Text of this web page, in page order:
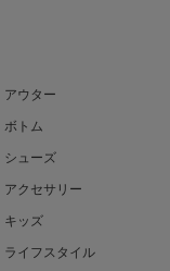
アウター
ボトム
シューズ
アクセサリー
キッズ
ライフスタイル